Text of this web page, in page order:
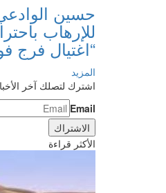
حسين
للإرهاب
“اغتيال فرج
المزيد
اشترك لتصلك آخر
Email
الأكثر قراءة